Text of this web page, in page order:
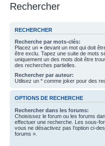
Rechercher
RECHERCHER
Recherche par mots-clés:
Placez un + devant un mot qui doit
être exclu. Tapez une suite de mots
uniquement un des mots doit être
des recherches partielles.
Rechercher par auteur:
Utilisez un * comme joker pour des
OPTIONS DE RECHERCHE
Rechercher dans les forums:
Choisissez le forum ou les forums
effectuer une recherche. Les sous-
vous ne désactivez pas l’option ci-
forums ».